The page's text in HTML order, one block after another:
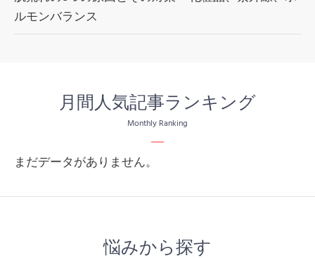
ルモンバランス
月間人気記事ランキング
Monthly Ranking
まだデータがありません。
悩みから探す